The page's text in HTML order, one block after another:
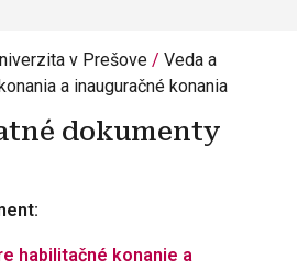
v Prešove
Veda a
a inauguračné konania
dokumenty
habilitačné konanie a